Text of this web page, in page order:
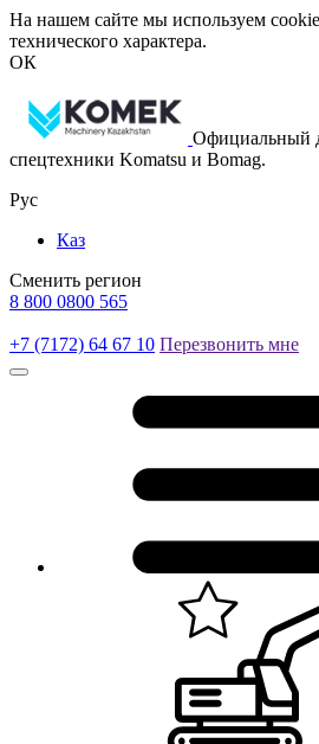
На нашем сайте мы используем
технического характера.
ОК
Официальный
спецтехники Komatsu и Bomag.
Рус
Каз
Сменить регион
8 800 0800 565
+7 (7172) 64 67 10 Перезвонить мне